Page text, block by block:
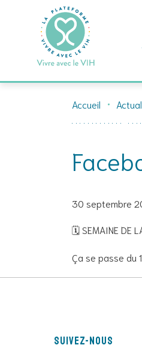
Skip
Accueil
30 septembre
🗓 SEMAINE DE
Ça se passe du
Suivez-nous